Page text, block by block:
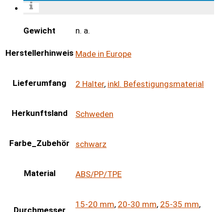
Gewicht n. a.
Herstellerhinweis Made in Europe
Lieferumfang 2 Halter, inkl. Befestigungsmaterial
Herkunftsland Schweden
Farbe_Zubehör schwarz
Material ABS/PP/TPE
15-20 mm, 20-30 mm, 25-35 mm,